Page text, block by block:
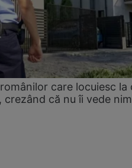
care locuiesc la
că nu îi vede